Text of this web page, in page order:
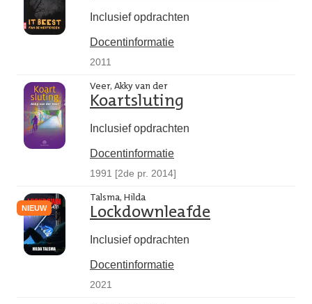
Inclusief opdrachten
Docentinformatie
2011
Veer, Akky van der
Koartsluting
Inclusief opdrachten
Docentinformatie
1991 [2de pr. 2014]
NIEUW
Talsma, Hilda
Lockdownleafde
Inclusief opdrachten
Docentinformatie
2021